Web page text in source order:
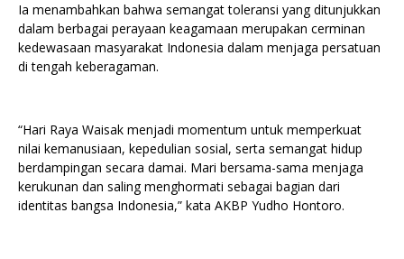
Ia menambahkan bahwa semangat toleransi yang ditunjukkan
dalam berbagai perayaan keagamaan merupakan cerminan
kedewasaan masyarakat Indonesia dalam menjaga persatuan
di tengah keberagaman.
“Hari Raya Waisak menjadi momentum untuk memperkuat
nilai kemanusiaan, kepedulian sosial, serta semangat hidup
berdampingan secara damai. Mari bersama-sama menjaga
kerukunan dan saling menghormati sebagai bagian dari
identitas bangsa Indonesia,” kata AKBP Yudho Hontoro.